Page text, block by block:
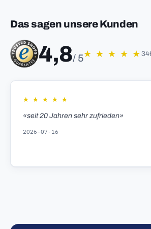
Das sagen unsere Kunden
4,8/ 5★ ★ ★ ★ ★
★ ★ ★ ★ ★
«seit 20 Jahren sehr zufrieden»
2026-07-16